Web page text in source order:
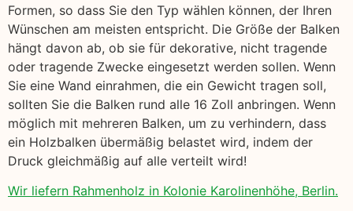
Formen, so dass Sie den Typ wählen können, der Ihren
Wünschen am meisten entspricht. Die Größe der Balken
hängt davon ab, ob sie für dekorative, nicht tragende
oder tragende Zwecke eingesetzt werden sollen. Wenn
Sie eine Wand einrahmen, die ein Gewicht tragen soll,
sollten Sie die Balken rund alle 16 Zoll anbringen. Wenn
möglich mit mehreren Balken, um zu verhindern, dass
ein Holzbalken übermäßig belastet wird, indem der
Druck gleichmäßig auf alle verteilt wird!
Wir liefern Rahmenholz in Kolonie Karolinenhöhe, Berlin.